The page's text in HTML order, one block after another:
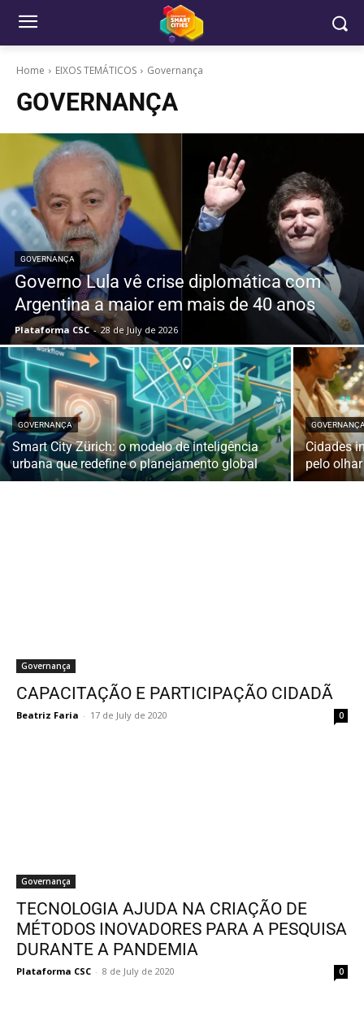
Home EIXOS TEMÁTICOS Governança
GOVERNANÇA
GOVERNANÇA
Governo Lula vê crise diplomática com
Argentina a maior em mais de 40 anos
Plataforma CSC - 28 de July de 2026
GOVERNANÇA
Smart City Zürich: o modelo de inteligência
urbana que redefine o planejamento global
Cidades
pelo
Governança
CAPACITAÇÃO E PARTICIPAÇÃO CIDADÃ
Beatriz Faria - 17 de July de 2020 0
Governança
TECNOLOGIA AJUDA NA CRIAÇÃO DE
MÉTODOS INOVADORES PARA A PESQUISA
DURANTE A PANDEMIA
Plataforma CSC - 8 de July de 2020 0